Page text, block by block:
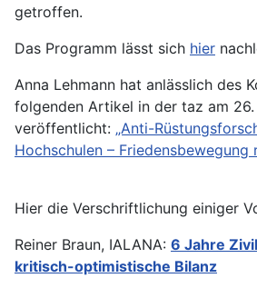
getroffen.
Das Programm lässt sich hier
Anna Lehmann hat anlässlich des
folgenden Artikel in der taz am 26.
veröffentlicht: „Anti-
Hochschulen – Friedensbewegung
Hier die Verschriftlichung einiger
Reiner Braun, IALANA: 6 Jahre
kritisch-optimistische Bilanz